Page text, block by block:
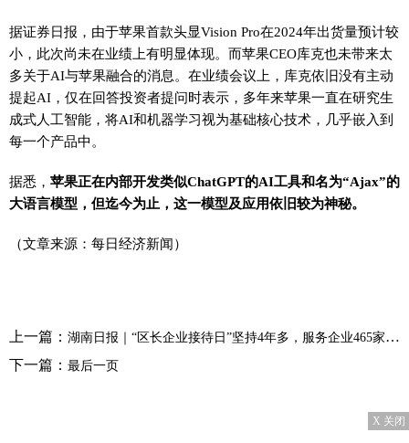
据证券日报，由于苹果首款头显Vision Pro在2024年出货量预计较
小，此次尚未在业绩上有明显体现。而苹果CEO库克也未带来太
多关于AI与苹果融合的消息。在业绩会议上，库克依旧没有主动
提起AI，仅在回答投资者提问时表示，多年来苹果一直在研究生
成式人工智能，将AI和机器学习视为基础核心技术，几乎嵌入到
每一个产品中。
据悉， 苹果正在内部开发类似ChatGPT的AI工具和名为“Ajax”的
大语言模型，但迄今为止，这一模型及应用依旧较为神秘。
（文章来源：每日经济新闻）
上一篇： 湖南日报｜“区长企业接待日”坚持4年多，服务企业465家，解决问题530余个——天心区打造全省营商环境“首善之区”
下一篇： 最后一页
X 关闭